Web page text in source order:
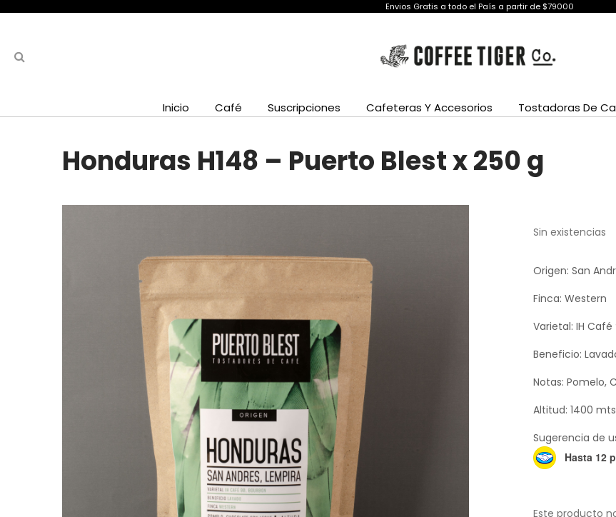
Envios Gratis a todo el País a partir de $79000
Inicio Café Suscripciones Cafeteras Y Accesorios Tostadoras De
Honduras H148 – Puerto Blest x 250 g
Sin existencias
Origen: San
Finca: Western
Varietal: IH Café
Beneficio:
Notas: Pomelo,
Altitud: 1400
Sugerencia de
Hasta 12
Este producto